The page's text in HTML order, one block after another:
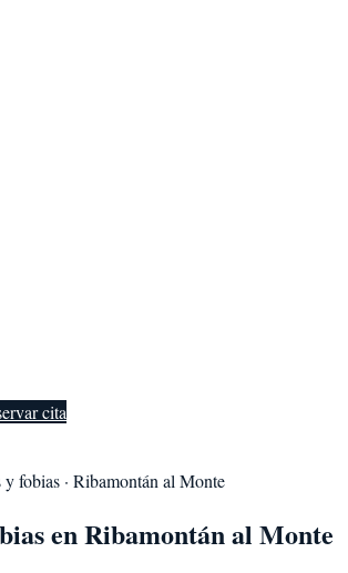
cita
y fobias · Ribamontán al Monte
enRibamontán al Monte